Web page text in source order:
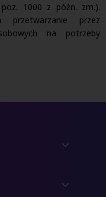
1000 z późn. zm.).
przetwarzanie przez
na potrzeby